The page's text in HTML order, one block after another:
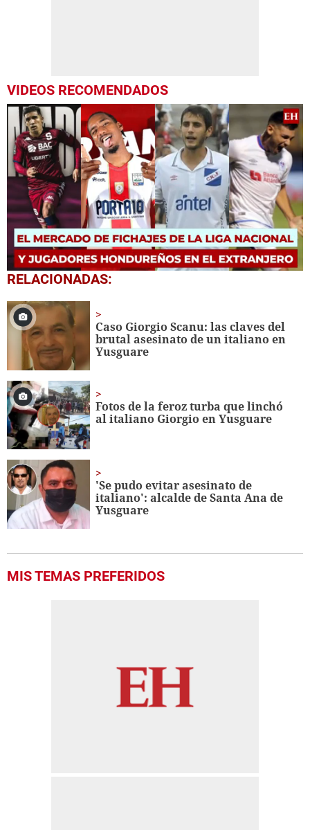
VIDEOS RECOMENDADOS
0
seconds
4
minutes,
seconds
RELACIONADAS:
Caso Giorgio Scanu: las claves del
brutal asesinato de un italiano en
Yusguare
Fotos de la feroz turba que linchó
al italiano Giorgio en Yusguare
'Se pudo evitar asesinato de
italiano': alcalde de Santa Ana de
Yusguare
MIS TEMAS PREFERIDOS